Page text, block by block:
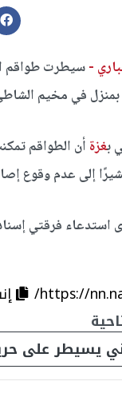
-سيطرت طواقم
بمنزل في مخيم
بغزة أن الطواقم
إلى عدم وقوع
استدعاء فرقتي
https://
يسيطر على